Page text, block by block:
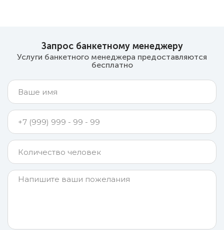
Запрос банкетному менеджеру
Услуги банкетного менеджера предоставляются
бесплатно